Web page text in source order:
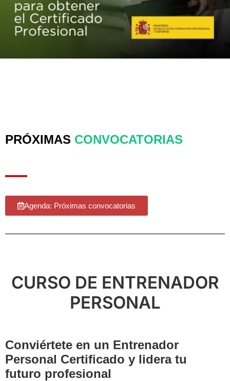
PRÓXIMAS CONVOCATORIAS
Agenda: Próximas convocatorias
CURSO DE ENTRENADOR
PERSONAL
Conviértete en un Entrenador
Personal Certificado y lidera tu
futuro profesional